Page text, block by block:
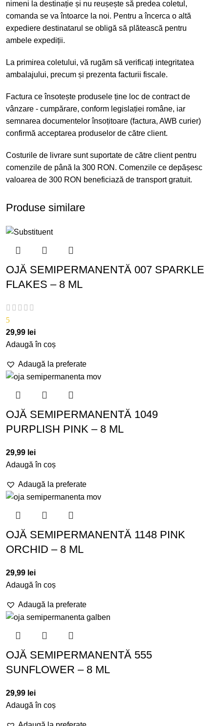
nimeni la destinație și nu reușește să predea coletul,
comanda se va întoarce la noi. Pentru a încerca o altă
expediere destinatarul se obligă să plătească pentru
ambele expediții.
La primirea coletului, vă rugăm să verificați integritatea
ambalajului, precum și prezenta facturii fiscale.
Factura ce însotește produsele ține loc de contract de
vânzare - cumpărare, conform legislației române, iar
semnarea documentelor însoțitoare (factura, AWB curier)
confirmă acceptarea produselor de către client.
Costurile de livrare sunt suportate de către client pentru
comenzile de până la 300 RON. Comenzile ce depășesc
valoarea de 300 RON beneficiază de transport gratuit.
Produse similare
OJĂ SEMIPERMANENTĂ 007 SPARKLE
FLAKES – 8 ML
5
29,99 lei
Adaugă în coș
Adaugă la preferate
OJĂ SEMIPERMANENTĂ 1049
PURPLISH PINK – 8 ML
29,99 lei
Adaugă în coș
Adaugă la preferate
OJĂ SEMIPERMANENTĂ 1148 PINK
ORCHID – 8 ML
29,99 lei
Adaugă în coș
Adaugă la preferate
OJĂ SEMIPERMANENTĂ 555
SUNFLOWER – 8 ML
29,99 lei
Adaugă în coș